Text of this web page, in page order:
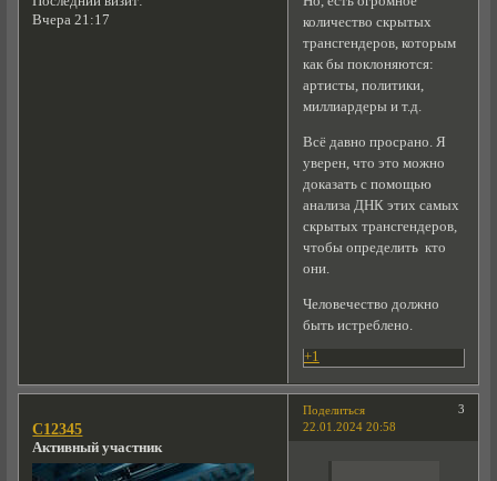
Вчера 21:17
количество скрытых
трансгендеров, которым
как бы поклоняются:
артисты, политики,
миллиардеры и т.д.
Всё давно просрано. Я
уверен, что это можно
доказать с помощью
анализа ДНК этих самых
скрытых трансгендеров,
чтобы определить кто
они.
Человечество должно
быть истреблено.
+1
Поделиться
3
22.01.2024 20:58
C12345
Активный участник